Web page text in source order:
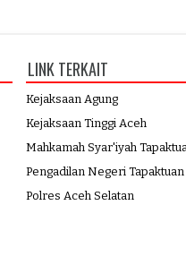
LINK TERKAIT
Kejaksaan Agung
Kejaksaan Tinggi Aceh
Mahkamah Syar'iyah
Pengadilan Negeri Tapaktuan
Polres Aceh Selatan